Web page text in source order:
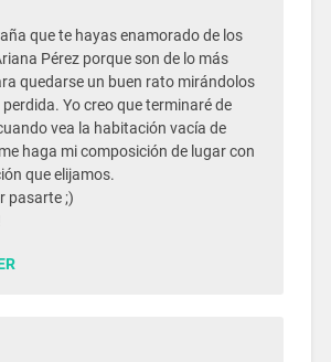
que te hayas enamorado de los
Pérez porque son de lo más
quedarse un buen rato mirándolos
Yo creo que terminaré de
vea la habitación vacía de
haga mi composición de lugar con
que elijamos.
pasarte ;)